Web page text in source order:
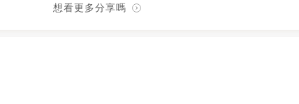
想看更多分享嗎